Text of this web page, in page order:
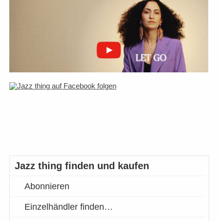
Jazz thing finden und kaufen
Abonnieren
Einzelhändler finden…